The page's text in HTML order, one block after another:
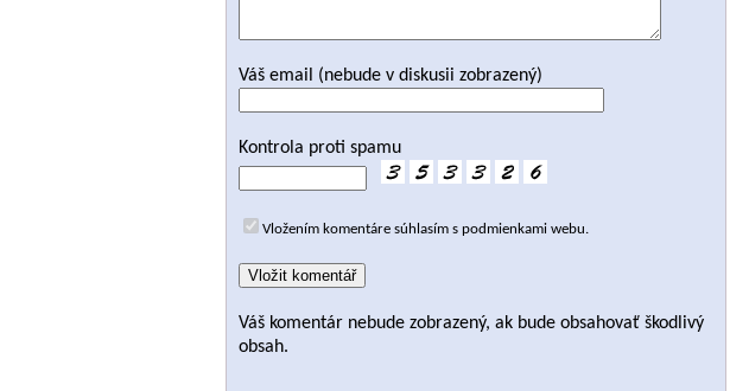
Váš email (nebude v diskusii zobrazený)
Kontrola proti spamu
Vložením komentáre súhlasím s podmienkami webu.
Váš komentár nebude zobrazený, ak bude obsahovať škodlivý
obsah.